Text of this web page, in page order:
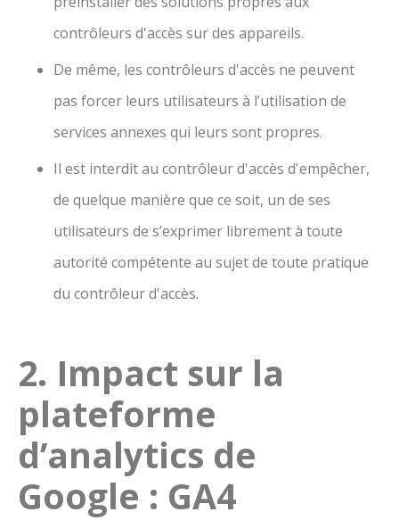
contrôleurs d'accès sur des appareils.
De même, les contrôleurs d'accès ne peuvent
pas forcer leurs utilisateurs à l’utilisation de
services annexes qui leurs sont propres.
Il est interdit au contrôleur d'accès d'empêcher,
de quelque manière que ce soit, un de ses
utilisateurs de s’exprimer librement à toute
autorité compétente au sujet de toute pratique
du contrôleur d'accès.
2. Impact sur la
plateforme
d’analytics de
Google : GA4